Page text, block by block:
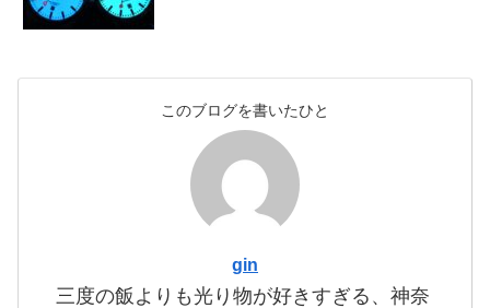
このブログを書いたひと
gin
三度の飯よりも光り物が好きすぎる、神奈